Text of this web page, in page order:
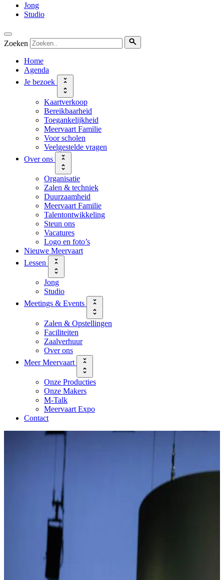
Jong
Studio
Zoeken
Home
Agenda
Je bezoek
Kaartverkoop
Bereikbaarheid
Toegankelijkheid
Meervaart Familie
Voor scholen
Veelgestelde vragen
Over ons
Organisatie
Zalen & techniek
Duurzaamheid
Meervaart Familie
Talentontwikkeling
Steun ons
Vacatures
Logo en foto’s
Nieuwe Meervaart
Lessen
Jong
Studio
Meetings & Events
Zalen & Opstellingen
Faciliteiten
Zaalverhuur
Over ons
Meer Meervaart
Onze Producties
Onze Makers
M-Talk
Meervaart Expo
Contact